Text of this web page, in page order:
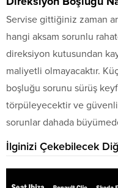
Servise gittiğiniz zaman
hangi aksam sorunlu
direksiyon kutusundan
maliyetli olmayacaktır.
boşluğu sorunu sürüş
törpüleyecektir ve
sorunlar dahada
İlginizi Çekebilecek